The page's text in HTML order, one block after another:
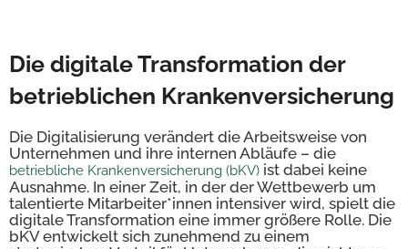
Die digitale Transformation der
betrieblichen Krankenversicherung
Die Digitalisierung verändert die Arbeitsweise von
Unternehmen und ihre internen Abläufe – die
betriebliche Krankenversicherung (bKV) ist dabei keine
Ausnahme. In einer Zeit, in der der Wettbewerb um
talentierte Mitarbeiter*innen intensiver wird, spielt die
digitale Transformation eine immer größere Rolle. Die
bKV entwickelt sich zunehmend zu einem